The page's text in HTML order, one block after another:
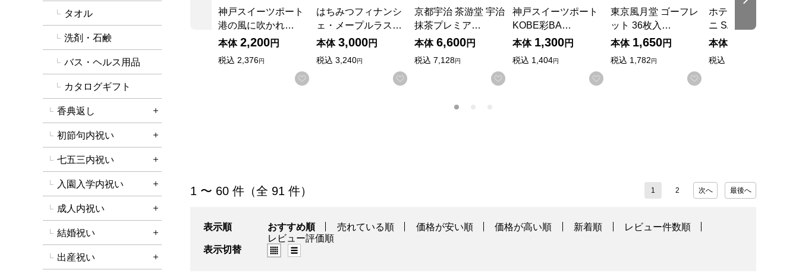
神戸スイーツポート
港の風に吹かれ…
本体 2,200円
税込 2,376円
お気に入りに登録する
はちみつフィナンシ
ェ・メープルラス…
本体 3,000円
税込 3,240円
お気に入りに登録する
京都宇治 茶游堂 宇治
抹茶プレミア…
本体 6,600円
税込 7,128円
お気に入りに登録する
神戸スイーツポート
KOBE彩BA…
本体 1,300円
税込 1,404円
お気に入りに登録する
東京風月堂 ゴーフレ
ット 36枚入…
本体 1,650円
税込 1,782円
お気に入りに登録する
ホテルニューオータ
ニ SATSUK…
本体
税込
「洋菓子」の商品一覧
1 〜 60 件（全 91 件） 1 2 次へ 最後へ
表示順 おすすめ順 売れている順 価格が安い順 価格が高い順 新着順
レビュー件数順
レビュー評価順
表示切替
グリッド表示（タイル表示）
タオル
洗剤・石鹸
バス・ヘルス用品
カタログギフト
香典返し
詳細を開く
初節句内祝い
詳細を開く
七五三内祝い
詳細を開く
入園入学内祝い
詳細を開く
成人内祝い
詳細を開く
結婚祝い
詳細を開く
出産祝い
詳細を開く